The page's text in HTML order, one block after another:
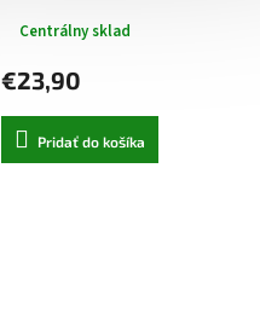
Centrálny sklad
€23,90
Pridať do košíka